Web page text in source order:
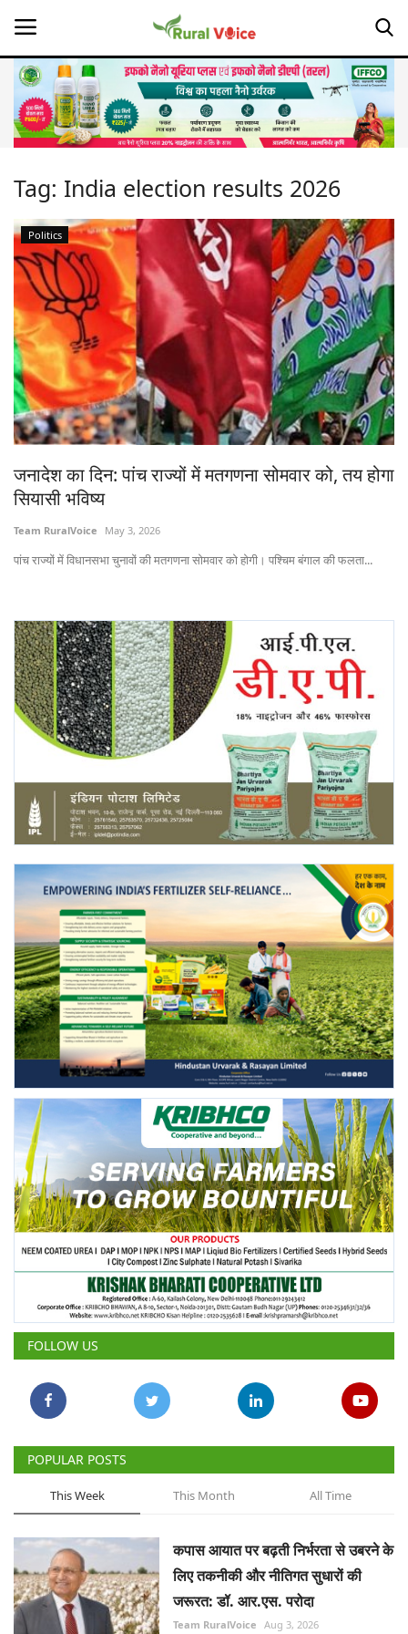
Home
About Us
Leadership Profiles
Opinion
Politics
Magazine
States
Events
Agribusiness
Cooperatives
International
Rural Dialogue
Ground Report
Rural Connect
Gallery
National
Latest News
Agriculture Conclave and NACOF
Awards 2022
Agri Start-Ups
Language
English Hindi
Tag: India election results 2026
Politics
जनादेश का दिन: पांच राज्यों में मतगणना सोमवार को, तय होगा
सियासी भविष्य
Team RuralVoice May 3, 2026
पांच राज्यों में विधानसभा चुनावों की मतगणना सोमवार को होगी। पश्चिम बंगाल की फलता...
FOLLOW US
POPULAR POSTS
This Week This Month All Time
कपास आयात पर बढ़ती निर्भरता से उबरने के
लिए तकनीकी और नीतिगत सुधारों की
जरूरत: डॉ. आर.एस. परोदा
Team RuralVoice Aug 3, 2026